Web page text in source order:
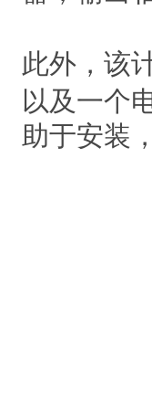
此外，该
以及一个
助于安装